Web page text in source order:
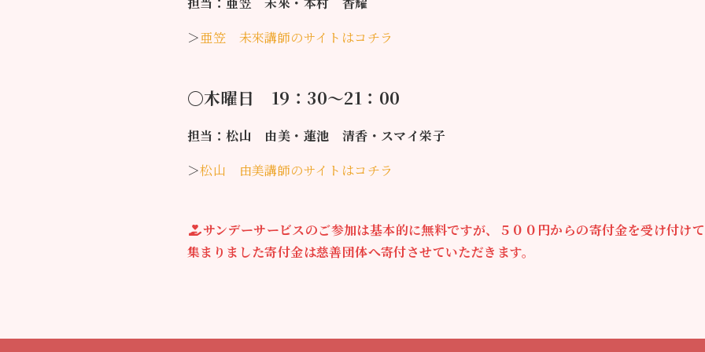
＞亜笠 未來講師のサイトはコチラ
〇木曜日 19：30〜21：00
担当：松山 由美・蓮池 清香・スマイ栄子
＞松山 由美講師のサイトはコチラ
サンデーサービスのご参加は基本的に無料ですが、５００円からの寄付金を受け付け
集まりました寄付金は慈善団体へ寄付させていただきます。